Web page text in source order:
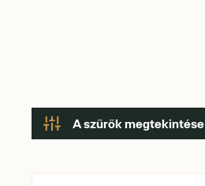
A szűrők megtekintése